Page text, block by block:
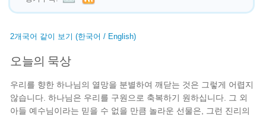
2개국어 같이 보기 (한국어 / English)
오늘의 묵상
우리를 향한 하나님의 열망을 분별하여 깨닫는 것은 그렇게 어렵지
않습니다. 하나님은 우리를 구원으로 축복하기 원하십니다. 그 외
아들 예수님이라는 믿을 수 없을 만큼 놀라운 선물은, 그런 진리의